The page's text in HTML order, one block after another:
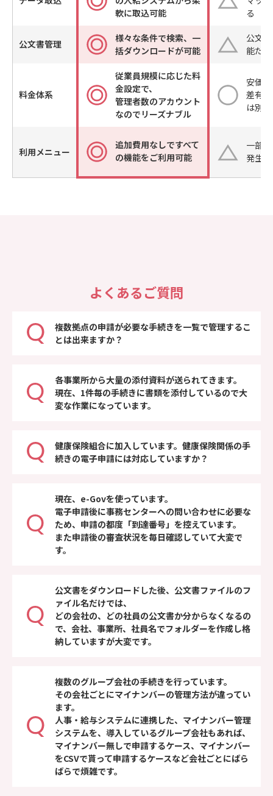
軟に取込可能
る
公文書管理
様々な条件で検索、一
括ダウンロードが可能
公文
能だ
料金体系
従業員規模に応じた料
金設定で、
管理者数のアカウント
なのでリーズナブル
安価
差有
は別
利用メニュー
追加費用なしですべて
の機能をご利用可能
一部
発生
よくあるご質問
複数拠点の申請が必要な手続きを一覧で管理するこ
とは出来ますか？
各事業所から大量の添付資料が送られてきます。
現在、1件毎の手続きに書類を添付しているので大
変な作業になっています。
健康保険組合に加入しています。健康保険関係の手
続きの電子申請には対応していますか？
現在、e-Govを使っています。
電子申請後に事務センターへの問い合わせに必要な
ため、申請の都度「到達番号」を控えています。
また申請後の審査状況を毎日確認していて大変で
す。
公文書をダウンロードした後、公文書ファイルのフ
ァイル名だけでは、
どの会社の、どの社員の公文書か分からなくなるの
で、会社、事業所、社員名でフォルダーを作成し格
納していますが大変です。
複数のグループ会社の手続きを行っています。
その会社ごとにマイナンバーの管理方法が違ってい
ます。
人事・給与システムに連携した、マイナンバー管理
システムを、導入しているグループ会社もあれば、
マイナンバー無しで申請するケース、マイナンバー
をCSVで貰って申請するケースなど会社ごとにばら
ばらで煩雑です。